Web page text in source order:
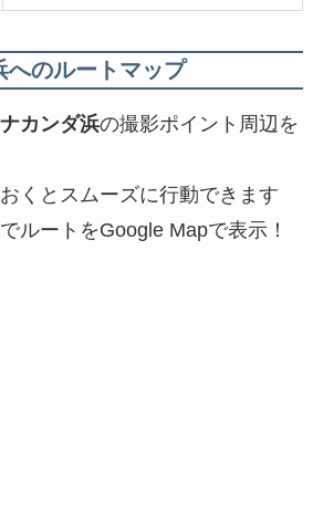
へのルートマップ
カンダ浜の撮影ポイント周辺を
くとスムーズに行動できます
ルートをGoogle Mapで表示！